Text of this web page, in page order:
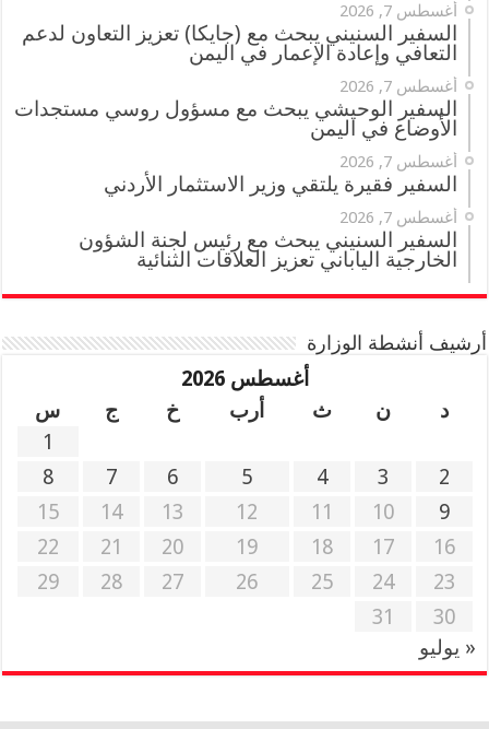
أغسطس 7, 2026
السفير السنيني يبحث مع (جايكا) تعزيز التعاون لدعم
التعافي وإعادة الإعمار في اليمن
أغسطس 7, 2026
السفير الوحيشي يبحث مع مسؤول روسي مستجدات
الأوضاع في اليمن
أغسطس 7, 2026
السفير فقيرة يلتقي وزير الاستثمار الأردني
أغسطس 7, 2026
السفير السنيني يبحث مع رئيس لجنة الشؤون
الخارجية الياباني تعزيز العلاقات الثنائية
أرشيف أنشطة الوزارة
أغسطس 2026
د
ن ث أرب خ ج
س
1
2
3
4
5
6
7
8
9
10
11
12
13
14
15
16
17
18
19
20
21
22
23
24
25
26
27
28
29
30
31
« يوليو